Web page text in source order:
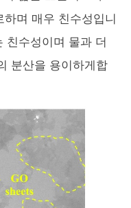
며 매우 친수성입니
친수성이며 물과 더
분산을 용이하게합